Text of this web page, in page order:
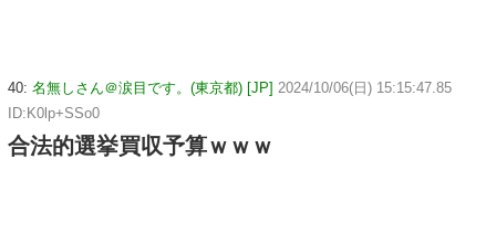
40: 名無しさん＠涙目です。(東京都) [JP] 2024/10/06(日) 15:15:47.85
ID:K0lp+SSo0
合法的選挙買収予算ｗｗｗ